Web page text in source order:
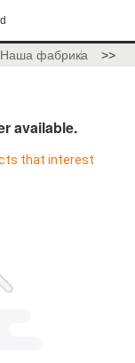
Наша фабрика >>
available.
that interest